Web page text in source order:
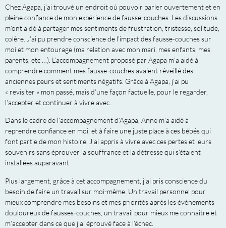
Chez Agapa, j’ai trouvé un endroit où pouvoir parler ouvertement et en
pleine confiance de mon expérience de fausse-couches. Les discussions
m’ont aidé à partager mes sentiments de frustration, tristesse, solitude,
colère. J’ai pu prendre conscience de l’impact des fausse-couches sur
moi et mon entourage (ma relation avec mon mari, mes enfants, mes
parents, etc …). L’accompagnement proposé par Agapa m’a aidé à
comprendre comment mes fausse-couches avaient réveillé des
anciennes peurs et sentiments négatifs. Grâce à Agapa, j’ai pu
« revisiter » mon passé, mais d’une façon factuelle, pour le regarder,
l’accepter et continuer à vivre avec.
Dans le cadre de l’accompagnement d’Agapa, Anne m’a aidé à
reprendre confiance en moi, et à faire une juste place à ces bébés qui
font partie de mon histoire. J’ai appris à vivre avec ces pertes et leurs
souvenirs sans éprouver la souffrance et la détresse qui s’étaient
installées auparavant.
Plus largement, grâce à cet accompagnement, j’ai pris conscience du
besoin de faire un travail sur moi-même. Un travail personnel pour
mieux comprendre mes besoins et mes priorités après les évènements
douloureux de fausses-couches, un travail pour mieux me connaître et
m’accepter dans ce que j’ai éprouvé face à l’échec.